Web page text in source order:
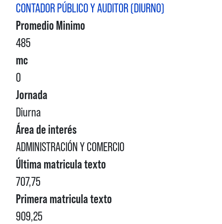
CONTADOR PÚBLICO Y AUDITOR (DIURNO)
Promedio Minimo
485
mc
0
Jornada
Diurna
Área de interés
ADMINISTRACIÓN Y COMERCIO
Última matricula texto
707,75
Primera matricula texto
909,25